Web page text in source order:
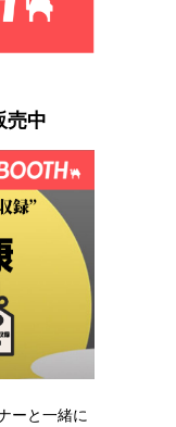
売中
ーと一緒に